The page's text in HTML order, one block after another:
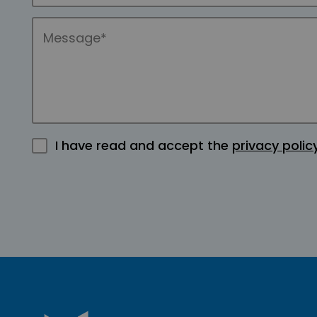
I have read and accept the privacy